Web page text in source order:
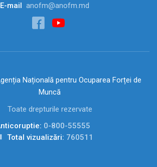
E-mail anofm@anofm.md
Națională pentru Ocuparea Forței de
Muncă
Toate drepturile rezervate
0-800-55555
Total vizualizări: 760511